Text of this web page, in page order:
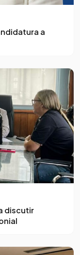
a
discutir